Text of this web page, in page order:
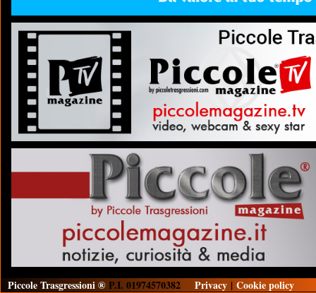
Piccole Trasgressioni ® P.I. 01974570382 Privacy | Cookie policy